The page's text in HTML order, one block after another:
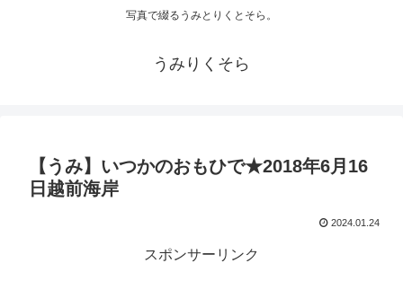
写真で綴るうみとりくとそら。
うみりくそら
【うみ】いつかのおもひで★2018年6月16
日越前海岸
2024.01.24
スポンサーリンク